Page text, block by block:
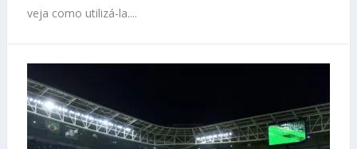
veja como utilizá-la....